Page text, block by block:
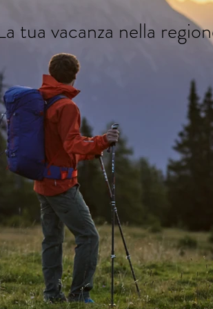
tua vacanza nella